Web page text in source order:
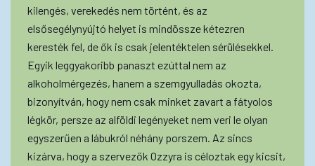
kilengés, verekedés nem történt, és az
elsősegélynyújtó helyet is mindössze kétezren
keresték fel, de ők is csak jelentéktelen sérülésekkel.
Egyik leggyakoribb panaszt ezúttal nem az
alkoholmérgezés, hanem a szemgyulladás okozta,
bizonyítván, hogy nem csak minket zavart a fátyolos
légkör, persze az alföldi legényeket nem veri le olyan
egyszerűen a lábukról néhány porszem. Az sincs
kizárva, hogy a szervezők Ozzyra is céloztak egy kicsit,